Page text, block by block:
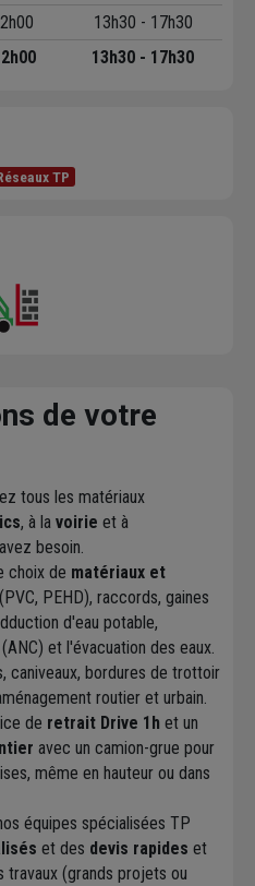
13h30 - 17h30
13h30 - 17h30
TP
de votre
tous les matériaux
, à la voirie et à
besoin.
choix de matériaux et
PEHD), raccords, gaines
d'eau potable,
et l'évacuation des eaux.
caniveaux, bordures de trottoir
routier et urbain.
de retrait Drive 1h et un
avec un camion-grue pour
même en hauteur ou dans
équipes spécialisées TP
et des devis rapides et
travaux (grands projets ou